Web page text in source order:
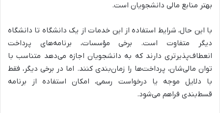
بهتر منابع مالی دانشجویان است.
با این حال، شرایط استفاده از این خدمات از یک دانشگاه تا دانشگاه
دیگر متفاوت است. برخی مؤسسات، برنامه‌های پرداخت
انعطاف‌پذیر‌تری دارند که به دانشجویان اجازه می‌دهد متناسب با
توان مالی‌شان، پرداخت‌ها را زمان‌بندی کنند. اما در برخی دیگر، فقط
با دلایل موجه یا درخواست رسمی، امکان استفاده از برنامه
قسط‌بندی فراهم می‌شود.